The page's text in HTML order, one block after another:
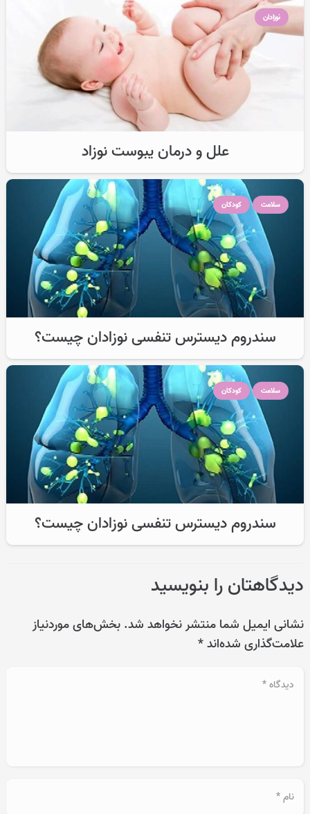
نوزادان
علل و درمان یبوست نوزاد
سلامت کودکان
سندروم دیسترس تنفسی نوزادان چیست؟
سلامت کودکان
سندروم دیسترس تنفسی نوزادان چیست؟
دیدگاهتان را بنویسید
نشانی ایمیل شما منتشر نخواهد شد. بخش‌های موردنیاز
علامت‌گذاری شده‌اند*